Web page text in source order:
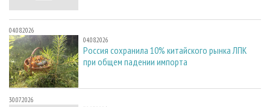
04.08.2026
04.08.2026
Россия сохранила 10% китайского рынка ЛПК
при общем падении импорта
30.07.2026